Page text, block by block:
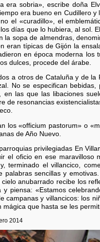
sobria», escribe doña
era bueno en Cudillero y
el «curadillo», el
días que lo hubiera, al sol.
sopa de almendras,
eran típicas de Gijón la
en época moderna los
dulces, procede del árabe.
a otros de Cataluña y de la
No se especifican
las que las libaciones
de resonancias
los «officium pastorum» o
de Año Nuevo.
privilegiadas En
el oficio en ese maravilloso
terminado el villancico,
sencillas y
anubarrado recibe los
piensa: «Estamos
y villancicos: los
que hasta se les
2014